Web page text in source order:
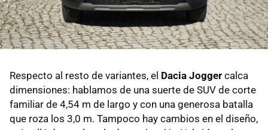
Respecto al resto de variantes, el Dacia Jogger calca
dimensiones: hablamos de una suerte de SUV de corte
familiar de 4,54 m de largo y con una generosa batalla
que roza los 3,0 m. Tampoco hay cambios en el diseño,